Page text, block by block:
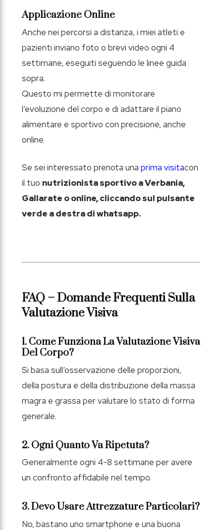
Applicazione Online
Anche nei percorsi a distanza, i miei atleti e
pazienti inviano foto o brevi video ogni 4
settimane, eseguiti seguendo le linee guida
sopra.
Questo mi permette di monitorare
l’evoluzione del corpo e di adattare il piano
alimentare e sportivo con precisione, anche
online.
Se sei interessato prenota una prima visitacon
il tuo nutrizionista sportivo a Verbania,
Gallarate o online, cliccando sul pulsante
verde a destra di whatsapp.
FAQ – Domande Frequenti Sulla
Valutazione Visiva
1. Come Funziona La Valutazione Visiva
Del Corpo?
Si basa sull’osservazione delle proporzioni,
della postura e della distribuzione della massa
magra e grassa per valutare lo stato di forma
generale.
2. Ogni Quanto Va Ripetuta?
Generalmente ogni 4-8 settimane per avere
un confronto affidabile nel tempo.
3. Devo Usare Attrezzature Particolari?
No, bastano uno smartphone e una buona